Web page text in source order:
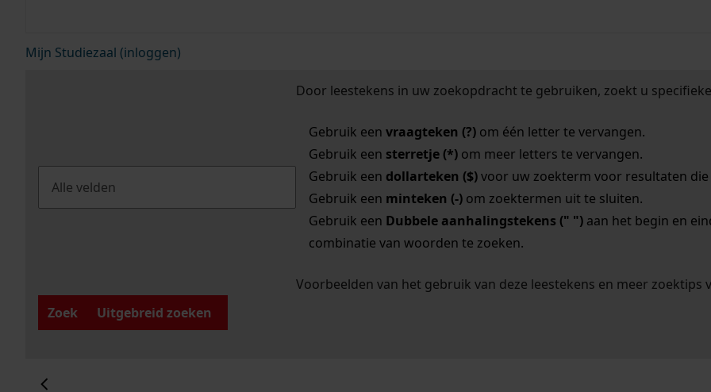
Mijn Studiezaal (inloggen)
Door leestekens in uw zoekopdracht te gebruiken, zoekt u
Gebruik een vraagteken (?)om één letter te vervangen.
Gebruik een sterretje (*)om meer letters te vervangen.
Gebruik een dollarteken ($)voor uw zoekterm voor resultaten die
Gebruik een minteken (-)om zoektermen uit te sluiten.
Gebruik een Dubbele aanhalingstekens (" ")aan het begin en
combinatie van woorden te zoeken.
Voorbeelden van het gebruik van deze leestekens en meer zoektips
Zoek
Uitgebreid zoeken